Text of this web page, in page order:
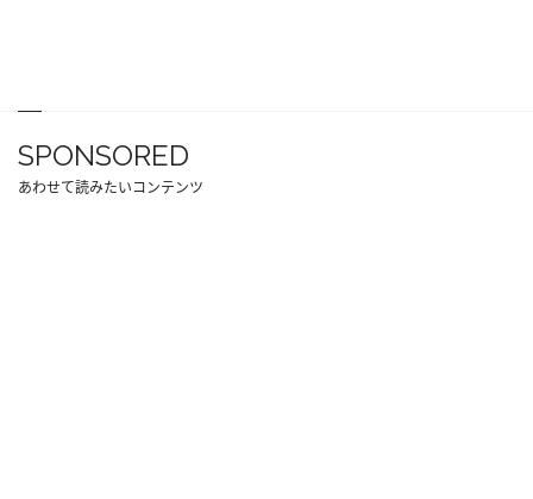
SPONSORED
あわせて読みたいコンテンツ